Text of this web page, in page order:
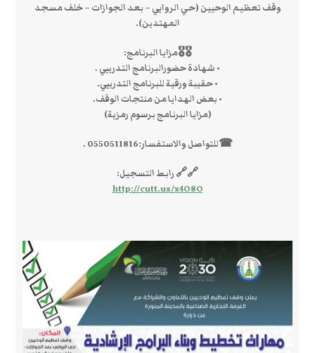
وقف تعظيم الوحيين (حي الروابي – بعد الجوازات – خلف مسجد
المهتدين).
🎖🎖مزايا البرنامج:
• شهادة حضورالبرنامج التدريبي .
• حقيبة ورقية للبرنامج التدريبي.
• بعض الهدايا من منتجات الوقف.
(مزايا البرنامج برسوم رمزية)
☎للتواصل والاستفسار:0550511816 .
🔗🔗 رابط التسجيل:
http://cutt.us/x4O8O